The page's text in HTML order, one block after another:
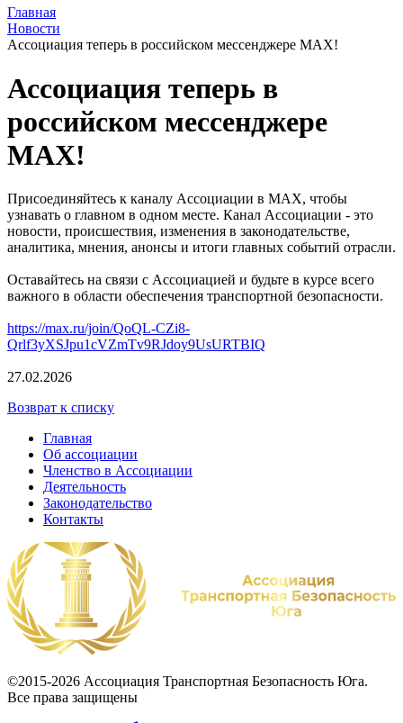
Главная
Новости
Ассоциация теперь в российском мессенджере MAX!
Ассоциация теперь в
российском мессенджере
MAX!
Присоединяйтесь к каналу Ассоциации в МАХ, чтобы
узнавать о главном в одном месте. Канал Ассоциации - это
новости, происшествия, изменения в законодательстве,
аналитика, мнения, анонсы и итоги главных событий отрасли.
Оставайтесь на связи с Ассоциацией и будьте в курсе всего
важного в области обеспечения транспортной безопасности.
https://max.ru/join/QoQL-CZi8-
Qrlf3yXSJpu1cVZmTv9RJdoy9UsURTBIQ
27.02.2026
Возврат к списку
Главная
Об ассоциации
Членство в Ассоциации
Деятельность
Законодательство
Контакты
©2015-2026 Ассоциация Транспортная Безопасность Юга.
Все права защищены